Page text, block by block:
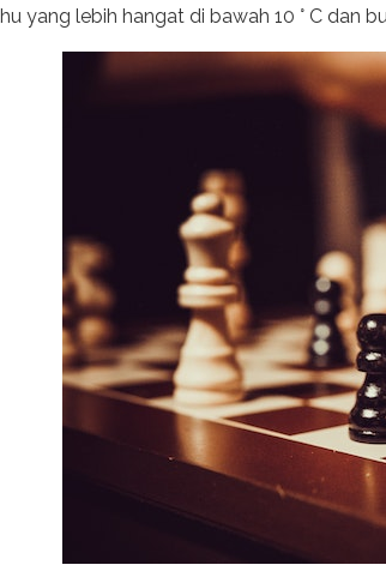
yang lebih hangat di bawah 10 ° C dan